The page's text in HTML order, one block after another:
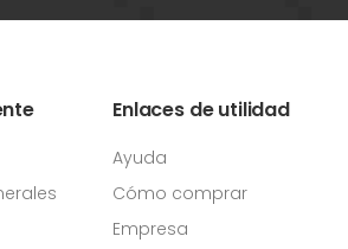
Enlaces de utilidad
Ayuda
Cómo comprar
Empresa